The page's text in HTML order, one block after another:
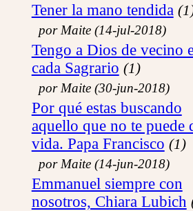
Por sobre todo, los miembros
a este sitio, para que no sea
sino una verdadera comunidad de
amistad en la Fe.
Además tienes ventajas concretas en
funcionamiento:
Tienes reserva del nombre,
invitado puede quedarse con
En los foros, puedes variar
presentación (color de fondo,
página, etc.), así como recibir
respondan a cuestiones de tu
También puedes llevar un
que leíste y los que no, o
Puedes utilizar todas las
Bíblica on-line.
Tener la mano tendida
por Maite (14-jul-2018)
Tengo a Dios de vecino
cada Sagrario (1)
por Maite (30-jun-2018)
Por qué estas buscando
aquello que no te puede
vida. Papa Francisco (1)
por Maite (14-jun-2018)
Emmanuel siempre con
nosotros, Chiara Lubich